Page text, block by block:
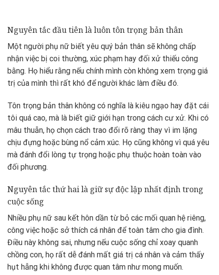
Nguyên tắc đầu tiên là luôn tôn trọng bản thân
Một người phụ nữ biết yêu quý bản thân sẽ không chấp
nhận việc bị coi thường, xúc phạm hay đối xử thiếu công
bằng. Họ hiểu rằng nếu chính mình còn không xem trọng giá
trị của mình thì rất khó để người khác làm điều đó.
Tôn trọng bản thân không có nghĩa là kiêu ngạo hay đặt cái
tôi quá cao, mà là biết giữ giới hạn trong cách cư xử. Khi có
mâu thuẫn, họ chọn cách trao đổi rõ ràng thay vì im lặng
chịu đựng hoặc bùng nổ cảm xúc. Họ cũng không vì quá yêu
mà đánh đổi lòng tự trọng hoặc phụ thuộc hoàn toàn vào
đối phương.
Nguyên tắc thứ hai là giữ sự độc lập nhất định trong
cuộc sống
Nhiều phụ nữ sau kết hôn dần từ bỏ các mối quan hệ riêng,
công việc hoặc sở thích cá nhân để toàn tâm cho gia đình.
Điều này không sai, nhưng nếu cuộc sống chỉ xoay quanh
chồng con, họ rất dễ đánh mất giá trị cá nhân và cảm thấy
hụt hẫng khi không được quan tâm như mong muốn.